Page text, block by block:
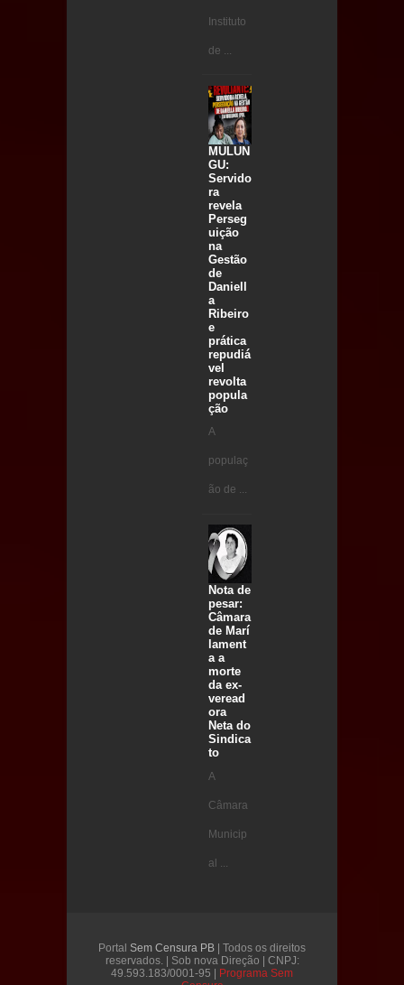
Instituto
de ...
MULUN
GU:
Servido
ra
revela
Perseg
uição
na
Gestão
de
Daniell
a
Ribeiro
e
prática
repudiá
vel
revolta
popula
ção
A
populaç
ão de ...
Nota de
pesar:
Câmara
de Marí
lament
a a
morte
da ex-
veread
ora
Neta do
Sindica
to
A
Câmara
Municip
al ...
Portal Sem Censura PB | Todos os direitos
reservados. | Sob nova Direção | CNPJ:
49.593.183/0001-95 | Programa Sem